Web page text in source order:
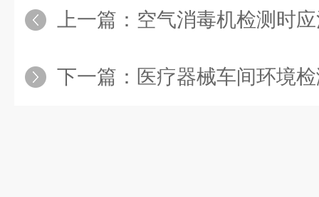
上一篇： 空气消毒机检测时
下一篇： 医疗器械车间环境